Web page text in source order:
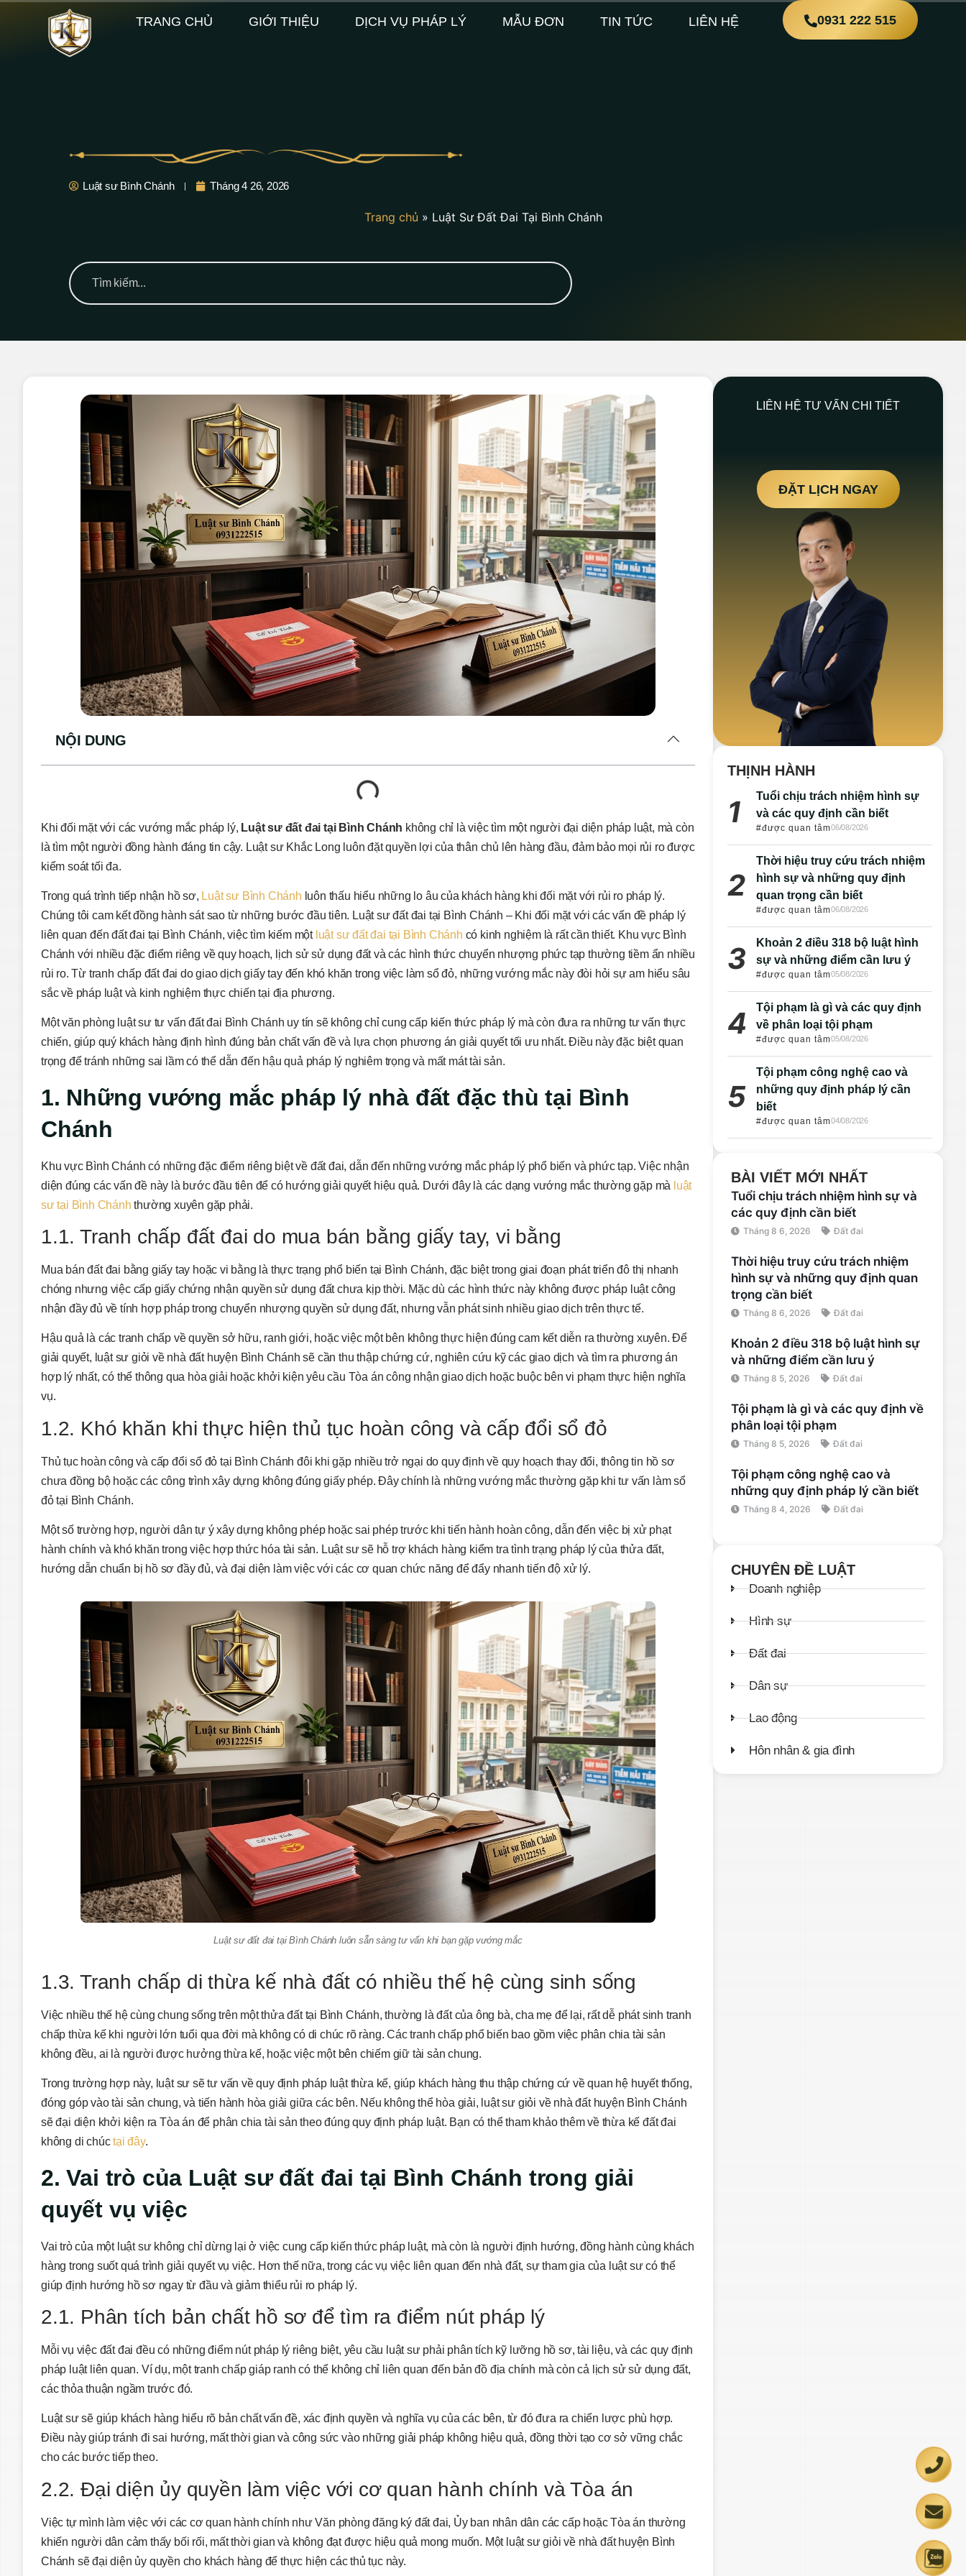
TRANG CHỦ GIỚI THIỆU DỊCH VỤ PHÁP LÝ MẪU ĐƠN TIN TỨC LIÊN HỆ 0931 222 515
Luật sư Bình Chánh Tháng 4 26, 2026
Trang chủ » Luật Sư Đất Đai Tại Bình Chánh
NỘI DUNG
Khi đối mặt với các vướng mắc pháp lý, Luật sư đất đai tại Bình Chánh không chỉ là việc tìm một người đại diện pháp luật, mà còn
là tìm một người đồng hành đáng tin cậy. Luật sư Khắc Long luôn đặt quyền lợi của thân chủ lên hàng đầu, đảm bảo mọi rủi ro được
kiểm soát tối đa.
Trong quá trình tiếp nhận hồ sơ, Luật sư Bình Chánh luôn thấu hiểu những lo âu của khách hàng khi đối mặt với rủi ro pháp lý.
Chúng tôi cam kết đồng hành sát sao từ những bước đầu tiên. Luật sư đất đai tại Bình Chánh – Khi đối mặt với các vấn đề pháp lý
liên quan đến đất đai tại Bình Chánh, việc tìm kiếm một luật sư đất đai tại Bình Chánh có kinh nghiệm là rất cần thiết. Khu vực Bình
Chánh với nhiều đặc điểm riêng về quy hoạch, lịch sử sử dụng đất và các hình thức chuyển nhượng phức tạp thường tiềm ẩn nhiều
rủi ro. Từ tranh chấp đất đai do giao dịch giấy tay đến khó khăn trong việc làm sổ đỏ, những vướng mắc này đòi hỏi sự am hiểu sâu
sắc về pháp luật và kinh nghiệm thực chiến tại địa phương.
Một văn phòng luật sư tư vấn đất đai Bình Chánh uy tín sẽ không chỉ cung cấp kiến thức pháp lý mà còn đưa ra những tư vấn thực
chiến, giúp quý khách hàng định hình đúng bản chất vấn đề và lựa chọn phương án giải quyết tối ưu nhất. Điều này đặc biệt quan
trọng để tránh những sai lầm có thể dẫn đến hậu quả pháp lý nghiêm trọng và mất mát tài sản.
1. Những vướng mắc pháp lý nhà đất đặc thù tại Bình
Chánh
Khu vực Bình Chánh có những đặc điểm riêng biệt về đất đai, dẫn đến những vướng mắc pháp lý phổ biến và phức tạp. Việc nhận
diện đúng các vấn đề này là bước đầu tiên để có hướng giải quyết hiệu quả. Dưới đây là các dạng vướng mắc thường gặp mà luật
sư tại Bình Chánh thường xuyên gặp phải.
1.1. Tranh chấp đất đai do mua bán bằng giấy tay, vi bằng
Mua bán đất đai bằng giấy tay hoặc vi bằng là thực trạng phổ biến tại Bình Chánh, đặc biệt trong giai đoạn phát triển đô thị nhanh
chóng nhưng việc cấp giấy chứng nhận quyền sử dụng đất chưa kịp thời. Mặc dù các hình thức này không được pháp luật công
nhận đầy đủ về tính hợp pháp trong chuyển nhượng quyền sử dụng đất, nhưng vẫn phát sinh nhiều giao dịch trên thực tế.
Hậu quả là các tranh chấp về quyền sở hữu, ranh giới, hoặc việc một bên không thực hiện đúng cam kết diễn ra thường xuyên. Để
giải quyết, luật sư giỏi về nhà đất huyện Bình Chánh sẽ cần thu thập chứng cứ, nghiên cứu kỹ các giao dịch và tìm ra phương án
hợp lý nhất, có thể thông qua hòa giải hoặc khởi kiện yêu cầu Tòa án công nhận giao dịch hoặc buộc bên vi phạm thực hiện nghĩa
vụ.
1.2. Khó khăn khi thực hiện thủ tục hoàn công và cấp đổi sổ đỏ
Thủ tục hoàn công và cấp đổi sổ đỏ tại Bình Chánh đôi khi gặp nhiều trở ngại do quy định về quy hoạch thay đổi, thông tin hồ sơ
chưa đồng bộ hoặc các công trình xây dựng không đúng giấy phép. Đây chính là những vướng mắc thường gặp khitư vấn làm sổ
đỏ tại Bình Chánh.
Một số trường hợp, người dân tự ý xây dựng không phép hoặc sai phép trước khi tiến hành hoàn công, dẫn đến việc bị xử phạt
hành chính và khó khăn trong việc hợp thức hóa tài sản. Luật sư sẽ hỗ trợ khách hàng kiểm tra tình trạng pháp lý của thửa đất,
hướng dẫn chuẩn bị hồ sơ đầy đủ, và đại diện làm việc với các cơ quan chức năng để đẩy nhanh tiến độ xử lý.
Luật sư đất đai tại Bình Chánh luôn sẵn sàng tư vấn khi bạn gặp vướng mắc
1.3. Tranh chấp di thừa kế nhà đất có nhiều thế hệ cùng sinh sống
Việc nhiều thế hệ cùng chung sống trên một thửa đất tại Bình Chánh, thường là đất của ông bà, cha mẹ để lại, rất dễ phát sinh tranh
chấp thừa kế khi người lớn tuổi qua đời mà không có di chúc rõ ràng. Các tranh chấp phổ biến bao gồm việc phân chia tài sản
không đều, ai là người được hưởng thừa kế, hoặc việc một bên chiếm giữ tài sản chung.
Trong trường hợp này, luật sư sẽ tư vấn về quy định pháp luật thừa kế, giúp khách hàng thu thập chứng cứ về quan hệ huyết thống,
đóng góp vào tài sản chung, và tiến hành hòa giải giữa các bên. Nếu không thể hòa giải, luật sư giỏi về nhà đất huyện Bình Chánh
sẽ đại diện khởi kiện ra Tòa án để phân chia tài sản theo đúng quy định pháp luật. Bạn có thể tham khảo thêm về thừa kế đất đai
không di chúctại đây.
2. Vai trò của Luật sư đất đai tại Bình Chánh trong giải
quyết vụ việc
Vai trò của một luật sư không chỉ dừng lại ở việc cung cấp kiến thức pháp luật, mà còn là người định hướng, đồng hành cùng khách
hàng trong suốt quá trình giải quyết vụ việc. Hơn thế nữa, trong các vụ việc liên quan đến nhà đất, sự tham gia của luật sư có thể
giúp định hướng hồ sơ ngay từ đầu và giảm thiểu rủi ro pháp lý.
2.1. Phân tích bản chất hồ sơ để tìm ra điểm nút pháp lý
Mỗi vụ việc đất đai đều có những điểm nút pháp lý riêng biệt, yêu cầu luật sư phải phân tích kỹ lưỡng hồ sơ, tài liệu, và các quy định
pháp luật liên quan. Ví dụ, một tranh chấp giáp ranh có thể không chỉ liên quan đến bản đồ địa chính mà còn cả lịch sử sử dụng đất,
các thỏa thuận ngầm trước đó.
Luật sư sẽ giúp khách hàng hiểu rõ bản chất vấn đề, xác định quyền và nghĩa vụ của các bên, từ đó đưa ra chiến lược phù hợp.
Điều này giúp tránh đi sai hướng, mất thời gian và công sức vào những giải pháp không hiệu quả, đồng thời tạo cơ sở vững chắc
cho các bước tiếp theo.
2.2. Đại diện ủy quyền làm việc với cơ quan hành chính và Tòa án
Việc tự mình làm việc với các cơ quan hành chính như Văn phòng đăng ký đất đai, Ủy ban nhân dân các cấp hoặc Tòa án thường
khiến người dân cảm thấy bối rối, mất thời gian và không đạt được hiệu quả mong muốn. Một luật sư giỏi về nhà đất huyện Bình
Chánh sẽ đại diện ủy quyền cho khách hàng để thực hiện các thủ tục này.
LIÊN HỆ TƯ VẤN CHI TIẾT
ĐẶT LỊCH NGAY
THỊNH HÀNH
Tuổi chịu trách nhiệm hình sự
và các quy định cần biết
#được quan tâm06/08/2026
Thời hiệu truy cứu trách nhiệm
hình sự và những quy định
quan trọng cần biết
#được quan tâm06/08/2026
Khoản 2 điều 318 bộ luật hình
sự và những điểm cần lưu ý
#được quan tâm05/08/2026
Tội phạm là gì và các quy định
về phân loại tội phạm
#được quan tâm05/08/2026
Tội phạm công nghệ cao và
những quy định pháp lý cần
biết
#được quan tâm04/08/2026
BÀI VIẾT MỚI NHẤT
Tuổi chịu trách nhiệm hình sự và
các quy định cần biết
Tháng 8 6, 2026 Đất đai
Thời hiệu truy cứu trách nhiệm
hình sự và những quy định quan
trọng cần biết
Tháng 8 6, 2026 Đất đai
Khoản 2 điều 318 bộ luật hình sự
và những điểm cần lưu ý
Tháng 8 5, 2026 Đất đai
Tội phạm là gì và các quy định về
phân loại tội phạm
Tháng 8 5, 2026 Đất đai
Tội phạm công nghệ cao và
những quy định pháp lý cần biết
Tháng 8 4, 2026 Đất đai
CHUYÊN ĐỀ LUẬT
Doanh nghiệp
Hình sự
Đất đai
Dân sự
Lao động
Hôn nhân & gia đình